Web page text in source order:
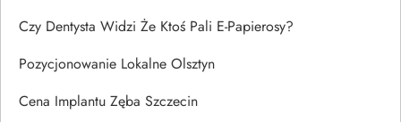
Czy Dentysta Widzi Że Ktoś Pali E-Papierosy?
Pozycjonowanie Lokalne Olsztyn
Cena Implantu Zęba Szczecin